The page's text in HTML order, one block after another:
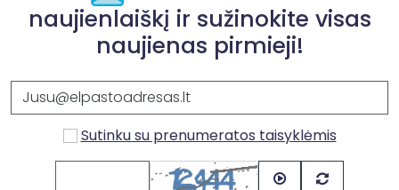
naujienlaiškį ir sužinokite visas
naujienas pirmieji!
Sutinku su prenumeratos taisyklėmis